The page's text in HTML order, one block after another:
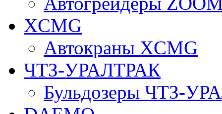
XCMG
Автокраны XCMG
ЧТЗ-УРАЛТРАК
Бульдозеры ЧТЗ-